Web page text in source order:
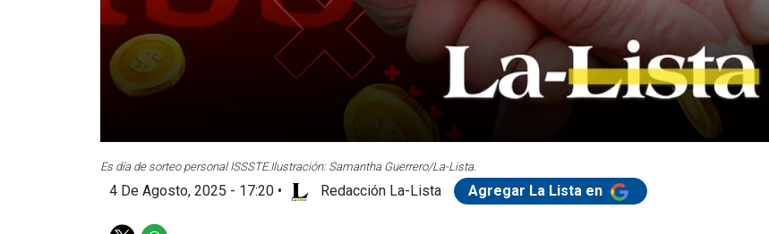
Es día de sorteo personal ISSSTE.Ilustración: Samantha Guerrero/La-Lista.
4 De Agosto, 2025 - 17:20 • Redacción La-Lista Agregar La Lista en